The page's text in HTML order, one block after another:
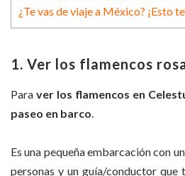
¿Te vas de viaje a México? ¡Esto
1. Ver los flamencos
Para ver los flamencos en
paseo en barco
Es una pequeña embarcación con
personas y un guía/conductor que